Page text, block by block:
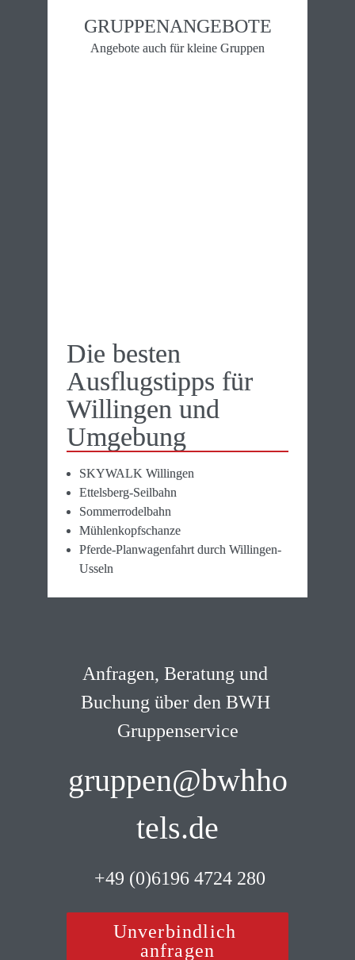
GRUPPEN­ANGEBOTE
Angebote auch für kleine Gruppen
Die besten
Ausflugstipps für
Willingen und
Umgebung
SKYWALK Willingen
Ettelsberg-Seilbahn
Sommerrodelbahn
Mühlenkopfschanze
Pferde-Planwagenfahrt durch Willingen-
Usseln
Anfragen, Beratung und
Buchung über den BWH
Gruppenservice
gruppen@bwhho
tels.de
+49 (0)6196 4724 280
Unverbindlich
anfragen